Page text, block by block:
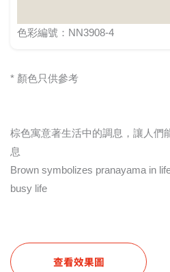
色彩編號：NN3908-4
* 顏色只供參考
棕色寓意著生活中的調息，讓人們
息
Brown symbolizes pranayama in
busy life
查看效果圖